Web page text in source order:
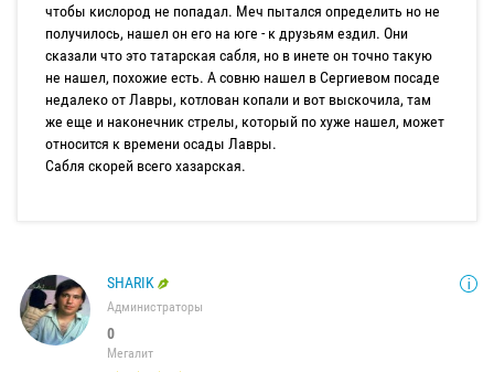
чтобы кислород не попадал. Меч пытался определить но не
получилось, нашел он его на юге - к друзьям ездил. Они
сказали что это татарская сабля, но в инете он точно такую
не нашел, похожие есть. А совню нашел в Сергиевом посаде
недалеко от Лавры, котлован копали и вот выскочила, там
же еще и наконечник стрелы, который по хуже нашел, может
относится к времени осады Лавры.
Сабля скорей всего хазарская.
SHARIK
Администраторы
0
Мегалит